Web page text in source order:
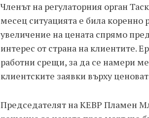
Членът на регулаторния орган
месец ситуацията е била коренно
увеличение на цената спрямо
интерес от страна на клиентите.
работни срещи, за да се намери
клиентските заявки върху
Председателят на КЕВР Пламен